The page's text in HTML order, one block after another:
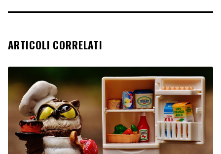
ARTICOLI CORRELATI